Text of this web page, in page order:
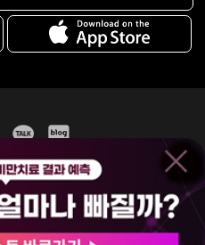
홈페이지 이용약관
수가
대로52길 7, 3~4층(서초동, 제일빌딩)